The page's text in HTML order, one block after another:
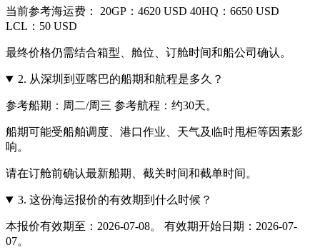
当前参考海运费： 20GP：4620 USD 40HQ：6650 USD
LCL：50 USD
最终价格仍需结合箱型、舱位、订舱时间和船公司确认。
2. 从深圳到亚喀巴的船期和航程是多久？
参考船期：周二/周三 参考航程：约30天。
船期可能受船舶调度、港口作业、天气及临时甩柜等因素影
响。
请在订舱前确认最新船期、截关时间和截单时间。
3. 这份海运报价的有效期到什么时候？
本报价有效期至：2026-07-08。 有效期开始日期：2026-07-
07。